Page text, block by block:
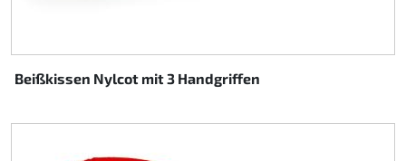
Beißkissen Nylcot mit 3 Handgriffen